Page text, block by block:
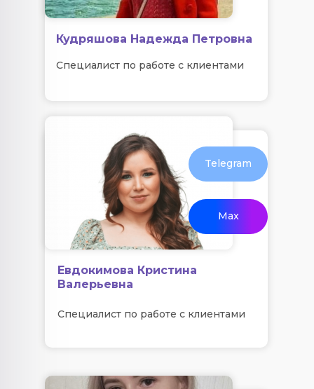
Кудряшова Надежда Петровна
Специалист по работе с клиентами
Евдокимова Кристина
Валерьевна
Специалист по работе с клиентами
Telegram
Max